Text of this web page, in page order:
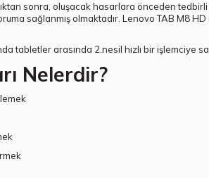
sonra, oluşacak hasarlara önceden
sağlanmış olmaktadır. Lenovo TAB M8
tabletler arasında 2.nesil hızlı bir işlemciye
Nelerdir?